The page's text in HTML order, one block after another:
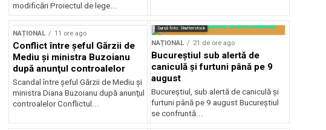
modificări Proiectul de lege...
NAȚIONAL 11 ore ago
Conflict între şeful Gărzii de
Mediu şi ministra Buzoianu
după anunţul controalelor
Scandal între şeful Gărzii de Mediu şi
ministra Diana Buzoianu după anunţul
controalelor Conflictul...
Sursă foto: Shutterstock
NAȚIONAL 21 de ore ago
Bucureștiul sub alertă de
caniculă și furtuni până pe 9
august
Bucureștiul, sub alertă de caniculă și
furtuni până pe 9 august Bucureștiul
se confruntă...